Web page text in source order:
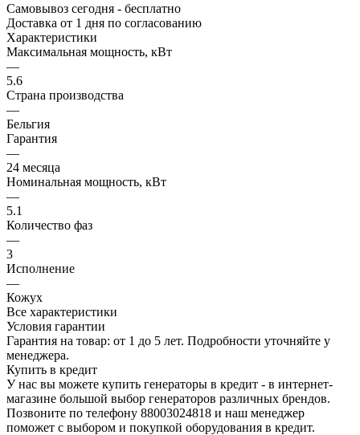
Самовывоз сегодня - бесплатно
Доставка от 1 дня по согласованию
Характеристики
Максимальная мощность, кВт
—
5.6
Страна производства
—
Бельгия
Гарантия
—
24 месяца
Номинальная мощность, кВт
—
5.1
Количество фаз
—
3
Исполнение
—
Кожух
Все характеристики
Условия гарантии
Гарантия на товар: от 1 до 5 лет. Подробности уточняйте у
менеджера.
Купить в кредит
У нас вы можете купить генераторы в кредит - в интернет-
магазине большой выбор генераторов различных брендов.
Позвоните по телефону 88003024818 и наш менеджер
поможет с выбором и покупкой оборудования в кредит.